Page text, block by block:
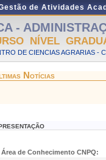
de Atividades
-
NÍVEL
DE CIENCIAS AGRARIAS -
Notícias
Área de Conhecimento CNPQ: